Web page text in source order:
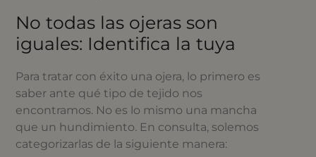
No todas las ojeras son
iguales: Identifica la tuya
Para tratar con éxito una ojera, lo primero es
saber ante qué tipo de tejido nos
encontramos. No es lo mismo una mancha
que un hundimiento. En consulta, solemos
categorizarlas de la siguiente manera: